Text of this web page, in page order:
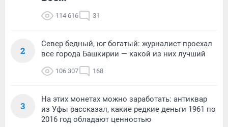
114 616 31
2
Север бедный, юг богатый: журналист проехал
все города Башкирии — какой из них лучший
106 307 168
3
На этих монетах можно заработать: антиквар
из Уфы рассказал, какие редкие деньги 1961 по
2016 год обладают ценностью